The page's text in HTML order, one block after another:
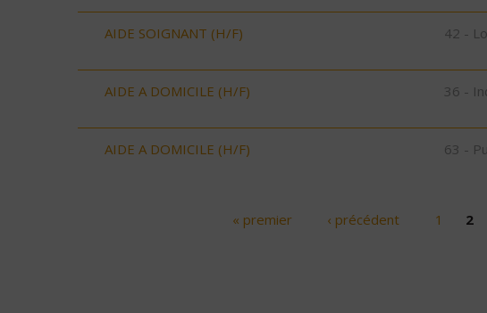
AIDE SOIGNANT (H/F) 42 -
AIDE A DOMICILE (H/F) 36 -
AIDE A DOMICILE (H/F) 63 -
« premier ‹ précédent 1 2